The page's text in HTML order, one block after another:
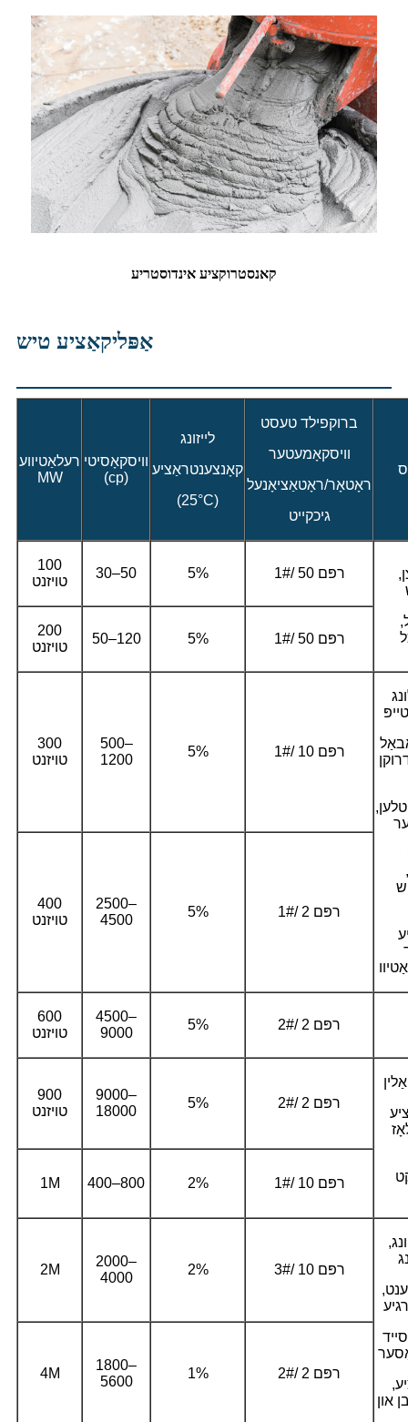
קאנסטרוקציע אינדוסטריע
אַפּליקאַציע טיש
רעלאַטיווע
MW
וויסקאָסיטי
(cp)
לייזונג
קאָנצענטראַציע
(25°C)
ברוקפילד טעסט
וויסקאָמעטער
ראָטאָר/ראָטאַציאָנעל
גיכקייט
100
טויזנט
30–50 5% 1#/ 50 רפּם
200
טויזנט
50–120 5% 1#/ 50 רפּם
300
טויזנט
500–
1200
5% 1#/ 10 רפּם
400
טויזנט
2500–
4500
5% 1#/ 2 רפּם
600
טויזנט
4500–
9000
5% 2#/ 2 רפּם
900
טויזנט
9000–
18000
5% 2#/ 2 רפּם
1M 400–800 2% 1#/ 10 רפּם
2M
2000–
4000
2% 3#/ 10 רפּם
און
4M
1800–
5600
1% 2#/ 2 רפּם